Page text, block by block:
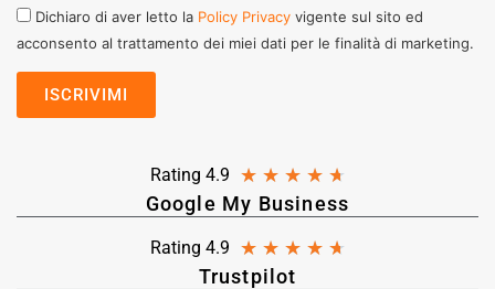
Dichiaro di aver letto la Policy Privacy vigente sul sito ed
acconsento al trattamento dei miei dati per le finalità di marketing.
Rating 4.9 ★ ★ ★ ★ ★
Google My Business
Rating 4.9 ★ ★ ★ ★ ★
Trustpilot